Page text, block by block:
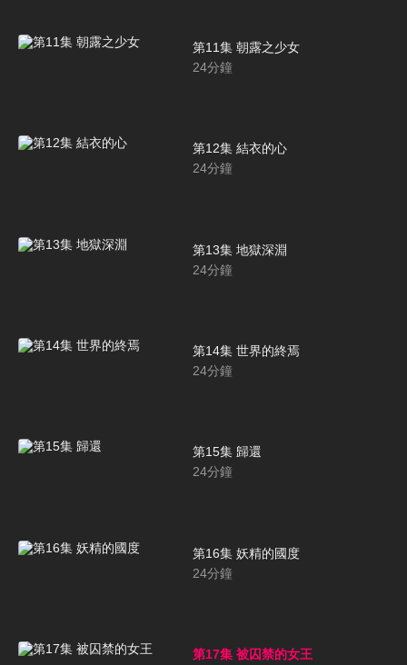
第11集 朝露之少女
24分鐘
第12集 結衣的心
24分鐘
第13集 地獄深淵
24分鐘
第14集 世界的終焉
24分鐘
第15集 歸還
24分鐘
第16集 妖精的國度
24分鐘
第17集 被囚禁的女王